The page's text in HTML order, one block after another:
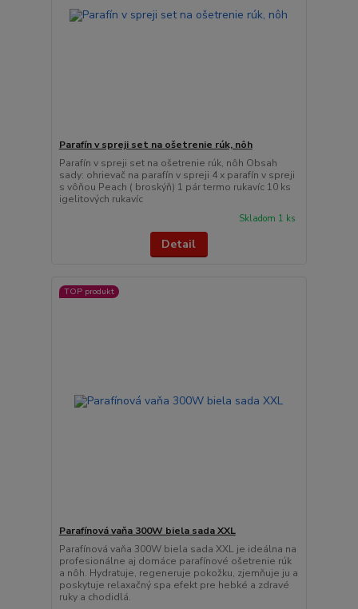
Parafín v spreji set na ošetrenie rúk, nôh
Parafín v spreji set na ošetrenie rúk, nôh Obsah
sady: ohrievač na parafín v spreji 4 x parafín v spreji
s vôňou Peach ( broskýň) 1 pár termo rukavíc 10 ks
igelitových rukavíc
Skladom 1 ks
Detail
TOP produkt
Parafínová vaňa 300W biela sada XXL
Parafínová vaňa 300W biela sada XXL je ideálna na
profesionálne aj domáce parafínové ošetrenie rúk
a nôh. Hydratuje, regeneruje pokožku, zjemňuje ju a
poskytuje relaxačný spa efekt pre hebké a zdravé
ruky a chodidlá.